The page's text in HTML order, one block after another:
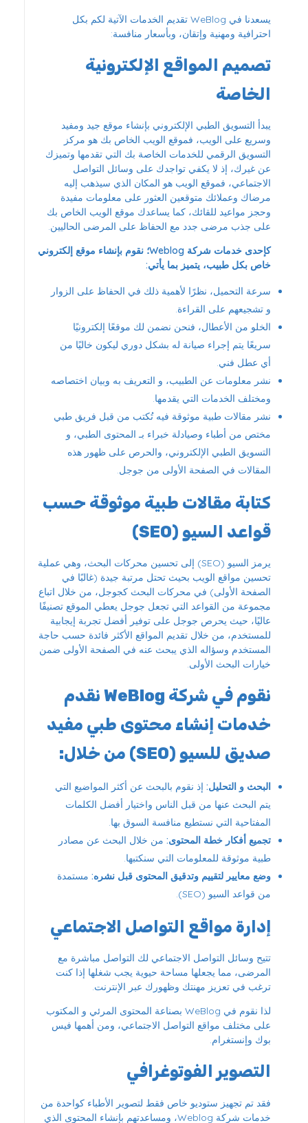
يسعدنا في WeBlog تقديم الخدمات الآتية لكم بكل
احترافية ومهنية وإتقان، وبأسعار منافسة:
تصميم المواقع الإلكترونية
الخاصة
يبدأ التسويق الطبي الإلكتروني بإنشاء موقع جيد ومفيد
وسريع على الويب، فموقع الويب الخاص بك هو مركز
التسويق الرقمي للخدمات الخاصة بك التي تقدمها وتميزك
عن غيرك، إذ لا يكفي تواجدك على وسائل التواصل
الاجتماعي، فموقع الويب هو المكان الذي سيذهب إليه
مرضاك وعملائك متوقعين العثور على معلومات مفيدة
وحجز مواعيد للقائك، كما يساعدك موقع الويب الخاص بك
على جذب مرضى جدد مع الحفاظ على المرضى الحاليين.
كإحدى خدمات شركة Weblog؛ نقوم بإنشاء موقع إلكتروني
خاص بكل طبيب، يتميز بما يأتي:
سرعة التحميل، نظرًا لأهمية ذلك في الحفاظ على الزوار
و تشجيعهم على القراءة.
الخلو من الأعطال، فنحن نضمن لك موقعًا إلكترونيًا
سريعًا يتم إجراء صيانة له بشكل دوري ليكون خاليًا من
أي عطل فني.
نشر معلومات عن الطبيب، و التعريف به وبيان اختصاصه
ومختلف الخدمات التي يقدمها.
نشر مقالات طبية موثوقة فيه تُكتب من قبل فريق طبي
مختص من أطباء وصيادلة خبراء بـ المحتوى الطبي، و
التسويق الطبي الإلكتروني، والحرص على ظهور هذه
المقالات في الصفحة الأولى من جوجل.
كتابة مقالات طبية موثوقة حسب
قواعد السيو (SEO)
يرمز السيو (SEO) إلى تحسين محركات البحث، وهي عملية
تحسين مواقع الويب بحيث تحتل مرتبة جيدة (غالبًا في
الصفحة الأولى) في محركات البحث كجوجل، من خلال اتباع
مجموعة من القواعد التي تجعل جوجل يعطي الموقع تصنيفًا
عاليًا، حيث يحرص جوجل على توفير أفضل تجربة إيجابية
للمستخدم، من خلال تقديم المواقع الأكثر فائدة حسب حاجة
المستخدم وسؤاله الذي يبحث عنه في الصفحة الأولى ضمن
خيارات البحث الأولى.
نقوم في شركة WeBlog نقدم
خدمات إنشاء محتوى طبي مفيد
صديق للسيو (SEO) من خلال:
البحث و التحليل:إذ نقوم بالبحث عن أكثر المواضيع التي
يتم البحث عنها من قبل الناس واختيار أفضل الكلمات
المفتاحية التي نستطيع منافسة السوق بها.
تجميع أفكار خطة المحتوى:من خلال البحث عن مصادر
طبية موثوقة للمعلومات التي سنكتبها.
وضع معايير لتقييم وتدقيق المحتوى قبل نشره:مستمدة
من قواعد السيو (SEO).
إدارة مواقع التواصل الاجتماعي
تتيح وسائل التواصل الاجتماعي لك التواصل مباشرة مع
المرضى، مما يجعلها مساحة حيوية يجب شغلها إذا كنت
ترغب في تعزيز مهنتك وظهورك عبر الإنترنت.
لذا نقوم في WeBlog بصناعة المحتوى المرئي و المكتوب
على مختلف مواقع التواصل الاجتماعي، ومن أهمها فيس
بوك وإنستغرام.
التصوير الفوتوغرافي
فقد تم تجهيز ستوديو خاص فقط لتصوير الأطباء كواحدة من
خدمات شركة Weblog، ومساعدتهم بإنشاء المحتوى الذي